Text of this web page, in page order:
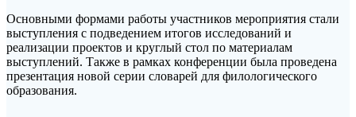
Основными формами работы участников мероприятия стали
выступления с подведением итогов исследований и
реализации проектов и круглый стол по материалам
выступлений. Также в рамках конференции была проведена
презентация новой серии словарей для филологического
образования.